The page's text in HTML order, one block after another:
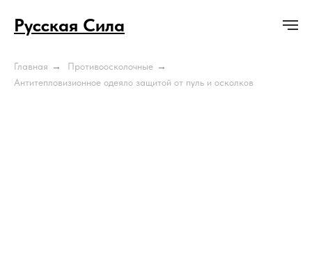
Русская Сила
Главная → Противоосколочные →
Антитепловизионное одеяло защитой от пуль и осколков